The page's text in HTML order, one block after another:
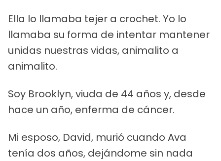
Ella lo llamaba tejer a crochet. Yo lo
llamaba su forma de intentar mantener
unidas nuestras vidas, animalito a
animalito.
Soy Brooklyn, viuda de 44 años y, desde
hace un año, enferma de cáncer.
Mi esposo, David, murió cuando Ava
tenía dos años, dejándome sin nada